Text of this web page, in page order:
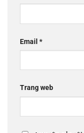
Email *
Trang web